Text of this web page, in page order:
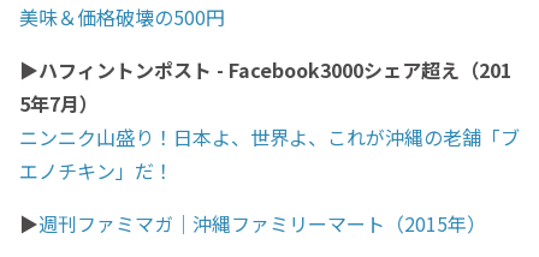
美味＆価格破壊の500円
▶ハフィントンポスト - Facebook3000シェア超え（201
5年7月）
ニンニク山盛り！日本よ、世界よ、これが沖縄の老舗「ブ
エノチキン」だ！
▶週刊ファミマガ｜沖縄ファミリーマート（2015年）